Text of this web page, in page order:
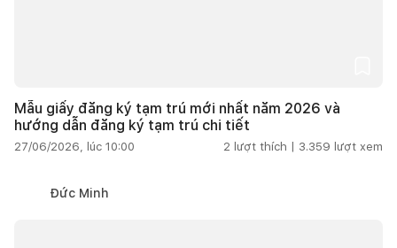
Mẫu giấy đăng ký tạm trú mới nhất năm 2026 và
hướng dẫn đăng ký tạm trú chi tiết
27/06/2026, lúc 10:00 2 lượt thích | 3.359 lượt xem
Đức Minh